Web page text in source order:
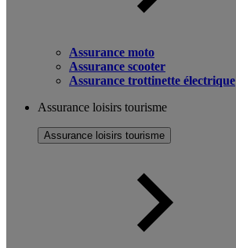
Assurance moto
Assurance scooter
Assurance trottinette électrique
Assurance loisirs tourisme
Assurance loisirs tourisme